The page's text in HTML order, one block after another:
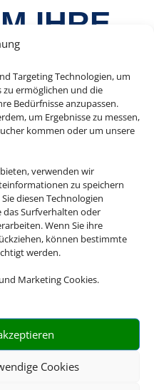
Targeting Technologien, um
zu ermöglichen und die
Bedürfnisse anzupassen.
um Ergebnisse zu messen,
kommen oder um unsere
verwenden wir
zu speichern
diesen Technologien
Surfverhalten oder
Wenn Sie ihre
können bestimmte
werden.
Marketing Cookies.
Cookies
IHRE
für über 20.000
Musicals, Konzerte,
wir haben immer
für Sie.
Events weltweit